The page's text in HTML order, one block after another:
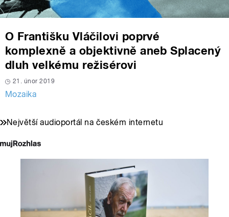
O Františku Vláčilovi poprvé
komplexně a objektivně aneb Splacený
dluh velkému režisérovi
21. únor 2019
Mozaika
Největší audioportál na českém internetu